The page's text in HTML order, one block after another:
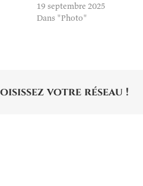
19 septembre 2025
Dans "Photo"
votre réseau !